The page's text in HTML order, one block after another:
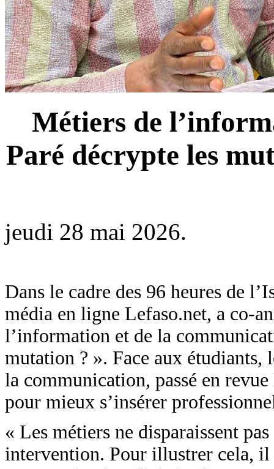
Métiers de
Paré décrypte les
jeudi 28 mai 2026.
Dans le cadre des 96 heures de
média en ligne Lefaso.net, a co-
l’information et de la
mutation ? ». Face aux étudiants,
la communication, passé en
pour mieux s’insérer
« Les métiers ne disparaissent
intervention. Pour illustrer cela, il